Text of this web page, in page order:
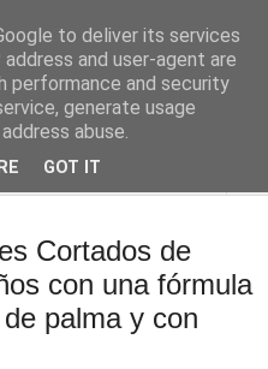
a día de la Gastronomía
Cortados de
con una fórmula
palma y con
to deliver its services
and user-agent are
performance and security
generate usage
abuse.
GOT IT